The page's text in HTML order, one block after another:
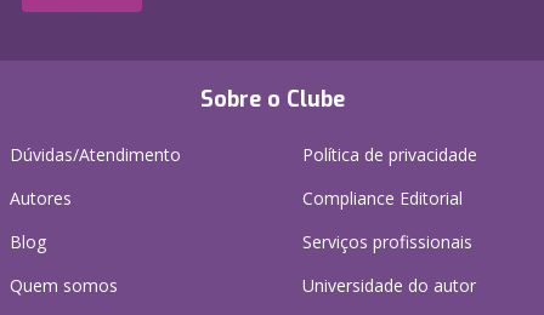
Sobre o Clube
Dúvidas/Atendimento
Autores
Blog
Quem somos
Política de privacidade
Compliance Editorial
Serviços profissionais
Universidade do autor